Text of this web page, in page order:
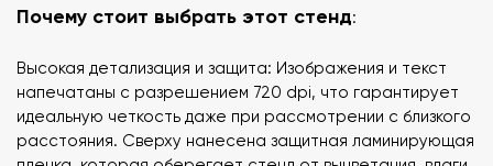
Почему стоит выбрать этот стенд:
Высокая детализация и защита: Изображения и текст
напечатаны с разрешением 720 dpi, что гарантирует
идеальную четкость даже при рассмотрении с близкого
расстояния. Сверху нанесена защитная ламинирующая